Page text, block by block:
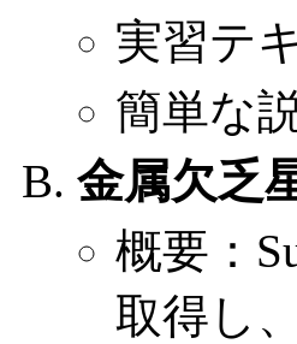
実習テ
簡単な
金属欠乏
概要：
取得し